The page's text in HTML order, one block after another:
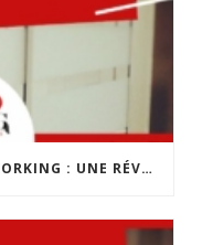
DÉCOUVREZ L’HISTOIRE DU COWORKING : UNE RÉVOLUTION DANS LE MONDE DU TRAVAIL